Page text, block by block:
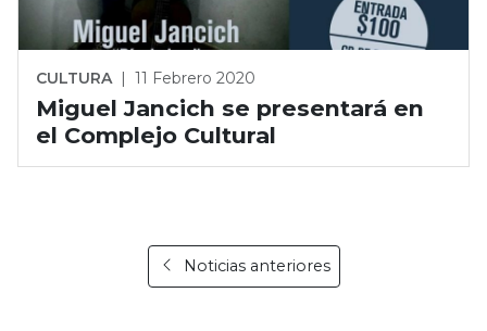
CULTURA | 11 Febrero 2020
Miguel Jancich se presentará en
el Complejo Cultural
Noticias anteriores